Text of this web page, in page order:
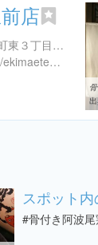
店
徳島県徳島市寺島本町東３丁目１２-８
http://www.i-kko.com/ekimaeten.html
出
スポット
#骨付き阿波